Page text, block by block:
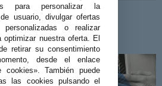
para personalizar la
usuario, divulgar ofertas
personalizadas o realizar
optimizar nuestra oferta. El
retirar su consentimiento
desde el enlace
cookies». También puede
las cookies pulsando el